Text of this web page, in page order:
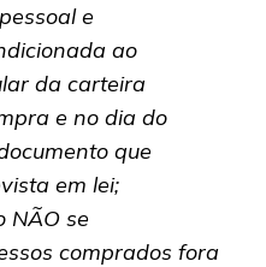
e
ao
da carteira
e no dia do
que
em lei;
NÃO se
comprados fora